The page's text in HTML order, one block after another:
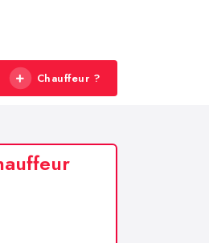
Chauffeur ?